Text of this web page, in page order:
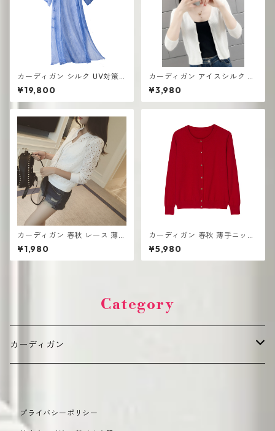
カーディガン シルク UV対策
薄手 コートロングショール
¥19,800
カーディガン アイスシルク ニ
ット ショール 夏用
¥3,980
カーディガン 春秋 レース 薄手
ス モールジャケット 長袖 ショ
ート
¥1,980
カーディガン 春秋 薄手ニット
ショートセーター アウターウ
ェア ショールトップ
¥5,980
Category
カーディガン
カジュアル
オフィス・きれいめ（通勤・フォーマル向け）
プライバシーポリシー